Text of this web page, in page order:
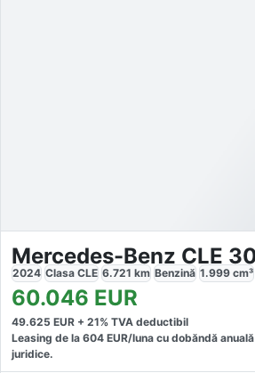
2024 Clasa CLE 6.721 km Benzină 1.999 cm³
60.046 EUR
49.625 EUR + 21% TVA deductibil
Leasing de la 604 EUR/luna cu dobăndă anuală
juridice.